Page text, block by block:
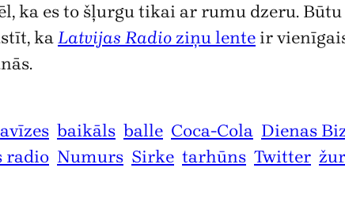
ka es to šļurgu tikai ar rumu dzeru.
kaLatvijas Radioziņu lente ir
avīzes baikāls balle Coca-Cola Dienas
radio Numurs Sirke tarhūns Twitter